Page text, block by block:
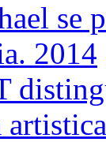
se
2014